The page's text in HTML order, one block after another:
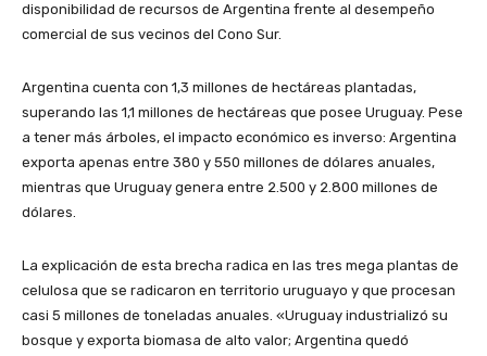
disponibilidad de recursos de Argentina frente al desempeño
comercial de sus vecinos del Cono Sur.
Argentina cuenta con 1,3 millones de hectáreas plantadas,
superando las 1,1 millones de hectáreas que posee Uruguay. Pese
a tener más árboles, el impacto económico es inverso: Argentina
exporta apenas entre 380 y 550 millones de dólares anuales,
mientras que Uruguay genera entre 2.500 y 2.800 millones de
dólares.
La explicación de esta brecha radica en las tres mega plantas de
celulosa que se radicaron en territorio uruguayo y que procesan
casi 5 millones de toneladas anuales. «Uruguay industrializó su
bosque y exporta biomasa de alto valor; Argentina quedó